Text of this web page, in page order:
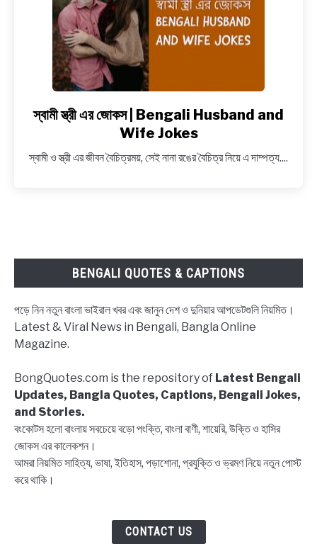
link
to
স্ত্রী
and
স্বামী স্ত্রী এর জোকস | Bengali Husband and
Wife Jokes
স্বামী ও স্ত্রী এর জীবন বৈচিত্রময়, সেই নানা রঙের বৈচিত্র নিয়ে এ দাম্পত্য....
BENGALI QUOTES & CAPTIONS
পড়ে নিন নতুন বাংলা ভাইরাল খবর এবং জানুন দেশ ও দুনিয়ার আপডেটগুলি নিয়মিত।
Latest & Viral News in Bengali, Bangla Online
Magazine.
BongQuotes.com is the repository of Latest Bengali
Updates, Bangla Quotes, Captions, Bengali Jokes,
and Stories.
বংকোটস হলো বাংলায় সবচেয়ে বড়ো পংক্তি, বাংলা বাণী, শায়েরি, উক্তি ও হাসির
জোকস এর কালেকশন।
আমরা নিয়মিত সাহিত্য, ভাষা, ইতিহাস, পড়াশোনা, প্রযুক্তি ও ভ্রমণ নিয়ে নতুন পোস্ট
করে থাকি।
CONTACT US